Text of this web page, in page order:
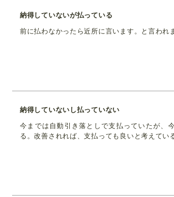
納得していないが払っている
前に払わなかったら近所に言います。と言われ
納得していないし払っていない
今までは自動引き落としで支払っていたが、
る。改善されれば、支払っても良いと考えてい